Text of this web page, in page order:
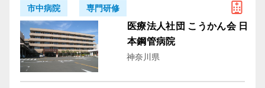
市中病院 専門研修
医療法人社団 こうかん会 日
本鋼管病院
神奈川県